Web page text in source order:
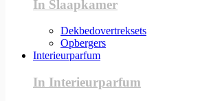
In Slaapkamer
Dekbedovertreksets
Opbergers
Interieurparfum
In Interieurparfum